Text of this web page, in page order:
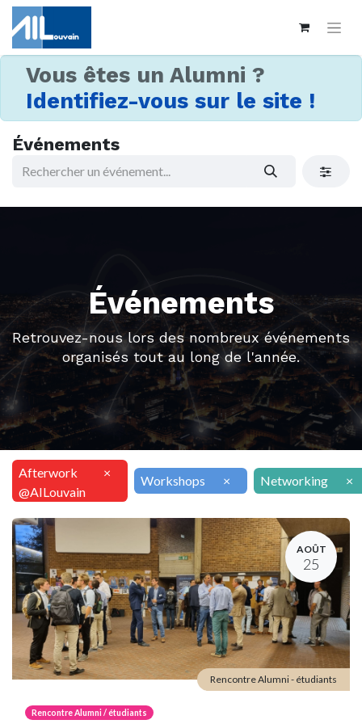
Vous êtes un Alumni ?
Identifiez-vous sur le site !
Événements
Événements
Retrouvez-nous lors des nombreux événements
organisés tout au long de l'année.
Afterwork
@AILouvain
×
Workshops × Networking ×
AOÛT
25
Rencontre Alumni / étudiants
Rencontre Alumni - étudiants